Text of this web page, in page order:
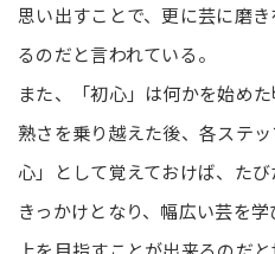
思い出すことで、更に芸に磨
るのだと言われている。
また、「初心」は何かを始め
熟さを乗り越えた後、各ステ
心」として覚えておけば、た
きっかけとなり、幅広い芸を